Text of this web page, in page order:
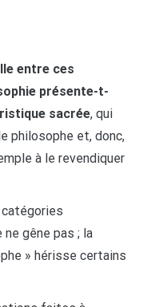
entre ces
présente-t-
sacrée, qui
philosophe et, donc,
à le revendiquer
catégories
gêne pas ; la
» hérisse certains